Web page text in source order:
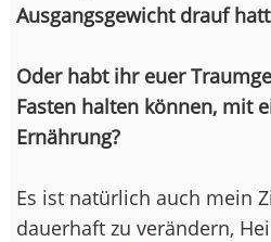
Ausgangsgewicht drauf
Oder habt ihr euer
Fasten halten können, mit
Ernährung?
Es ist natürlich auch mein
dauerhaft zu verändern,